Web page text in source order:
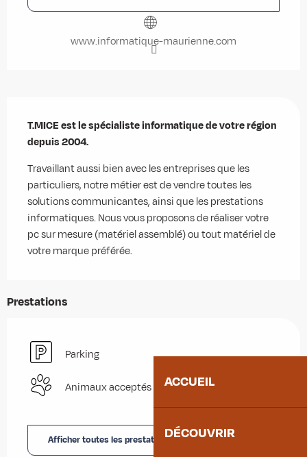
ACCUEIL
DÉCOUVRIR
www.informatique-maurienne.com
T.MICE est le spécialiste informatique de votre région
depuis 2004.
Travaillant aussi bien avec les entreprises que les
particuliers, notre métier est de vendre toutes les
solutions communicantes, ainsi que les prestations
informatiques. Nous vous proposons de réaliser votre
pc sur mesure (matériel assemblé) ou tout matériel de
votre marque préférée.
Prestations
Parking
Animaux acceptés
Afficher toutes les prestations